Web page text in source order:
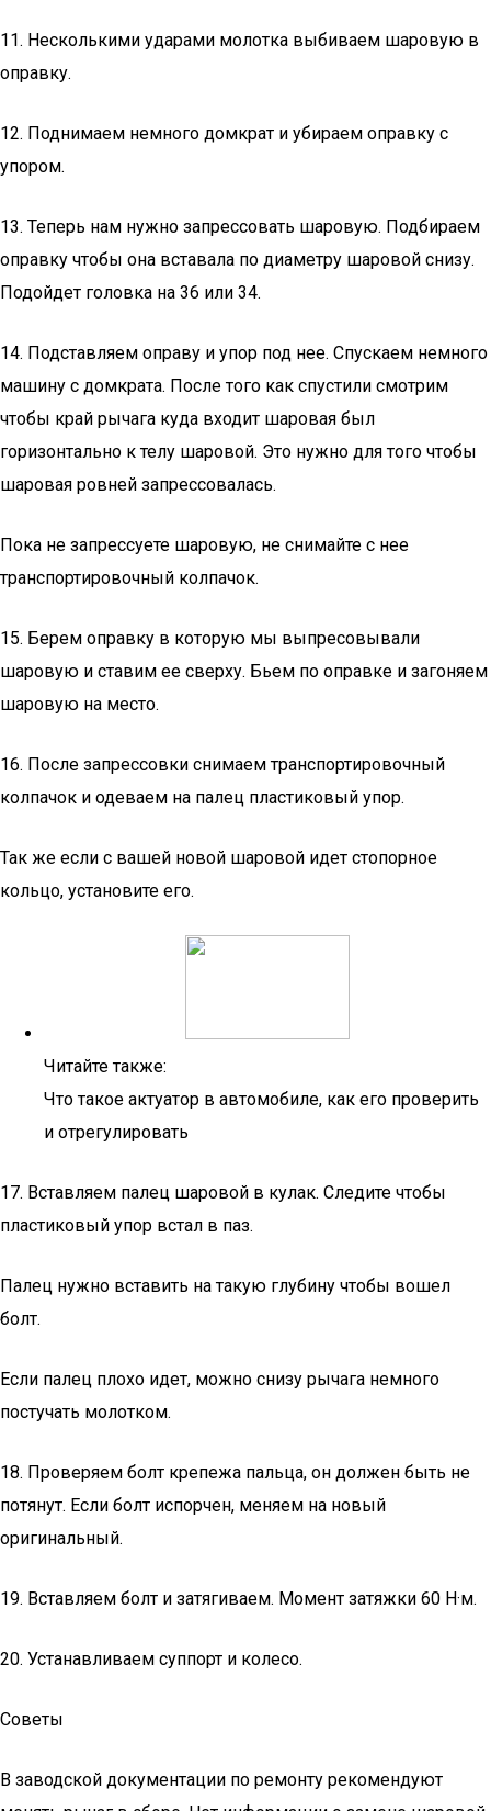
11. Несколькими ударами молотка выбиваем шаровую в
оправку.
12. Поднимаем немного домкрат и убираем оправку с
упором.
13. Теперь нам нужно запрессовать шаровую. Подбираем
оправку чтобы она вставала по диаметру шаровой снизу.
Подойдет головка на 36 или 34.
14. Подставляем оправу и упор под нее. Спускаем немного
машину с домкрата. После того как спустили смотрим
чтобы край рычага куда входит шаровая был
горизонтально к телу шаровой. Это нужно для того чтобы
шаровая ровней запрессовалась.
Пока не запрессуете шаровую, не снимайте с нее
транспортировочный колпачок.
15. Берем оправку в которую мы выпресовывали
шаровую и ставим ее сверху. Бьем по оправке и загоняем
шаровую на место.
16. После запрессовки снимаем транспортировочный
колпачок и одеваем на палец пластиковый упор.
Так же если с вашей новой шаровой идет стопорное
кольцо, установите его.
Читайте также:
Что такое актуатор в автомобиле, как его проверить
и отрегулировать
17. Вставляем палец шаровой в кулак. Следите чтобы
пластиковый упор встал в паз.
Палец нужно вставить на такую глубину чтобы вошел
болт.
Если палец плохо идет, можно снизу рычага немного
постучать молотком.
18. Проверяем болт крепежа пальца, он должен быть не
потянут. Если болт испорчен, меняем на новый
оригинальный.
19. Вставляем болт и затягиваем. Момент затяжки 60 Н·м.
20. Устанавливаем суппорт и колесо.
Советы
В заводской документации по ремонту рекомендуют